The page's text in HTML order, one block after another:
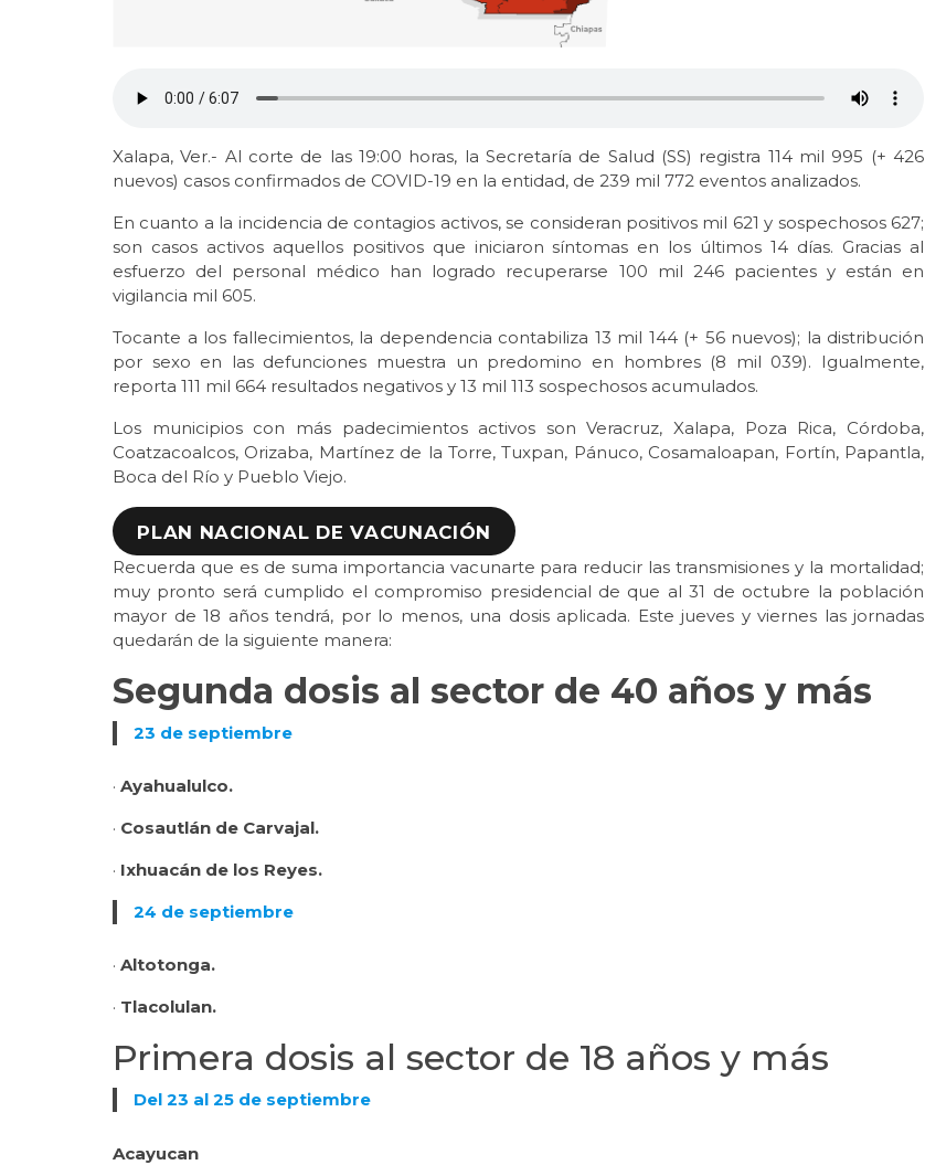
Xalapa, Ver.- Al corte de las 19:00 horas, la Secretaría de Salud (SS) registra 114 mil 995 (+ 426
nuevos) casos confirmados de COVID-19 en la entidad, de 239 mil 772 eventos analizados.
En cuanto a la incidencia de contagios activos, se consideran positivos mil 621 y sospechosos 627;
son casos activos aquellos positivos que iniciaron síntomas en los últimos 14 días. Gracias al
esfuerzo del personal médico han logrado recuperarse 100 mil 246 pacientes y están en
vigilancia mil 605.
Tocante a los fallecimientos, la dependencia contabiliza 13 mil 144 (+ 56 nuevos); la distribución
por sexo en las defunciones muestra un predomino en hombres (8 mil 039). Igualmente,
reporta 111 mil 664 resultados negativos y 13 mil 113 sospechosos acumulados.
Los municipios con más padecimientos activos son Veracruz, Xalapa, Poza Rica, Córdoba,
Coatzacoalcos, Orizaba, Martínez de la Torre, Tuxpan, Pánuco, Cosamaloapan, Fortín, Papantla,
Boca del Río y Pueblo Viejo.
PLAN NACIONAL DE VACUNACIÓN
Recuerda que es de suma importancia vacunarte para reducir las transmisiones y la mortalidad;
muy pronto será cumplido el compromiso presidencial de que al 31 de octubre la población
mayor de 18 años tendrá, por lo menos, una dosis aplicada. Este jueves y viernes las jornadas
quedarán de la siguiente manera:
Segunda dosis al sector de 40 años y más
23 de septiembre
· Ayahualulco.
· Cosautlán de Carvajal.
· Ixhuacán de los Reyes.
24 de septiembre
· Altotonga.
· Tlacolulan.
Primera dosis al sector de 18 años y más
Del 23 al 25 de septiembre
Acayucan